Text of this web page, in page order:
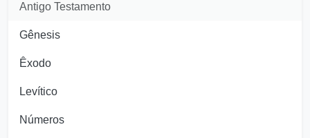
Antigo Testamento
Gênesis
Êxodo
Levítico
Números